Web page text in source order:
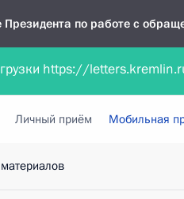
Президента по работе с
форме электронного документа
Личный приём Мобильная
https://